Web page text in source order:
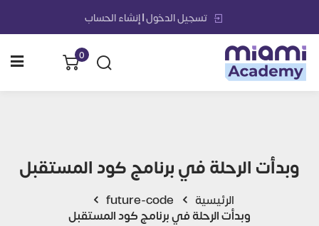
تسجيل الدخول | إنشاء الحساب
0
مشاريعنا
حلولنا وخدماتنا الشمولية
وبدأت الرحلة في برنامج كود المستقبل
الرئيسية
future-code
وبدأت الرحلة في برنامج كود المستقبل